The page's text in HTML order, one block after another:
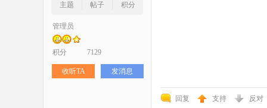
主题
帖子
积分
管理员
积分 7129
收听TA 发消息
回复 支持 反对